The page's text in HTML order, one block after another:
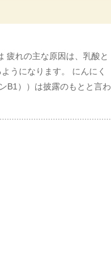
疲れの主な原因は、乳酸と
うになります。 にんにく
B1））は披露のもとと言わ